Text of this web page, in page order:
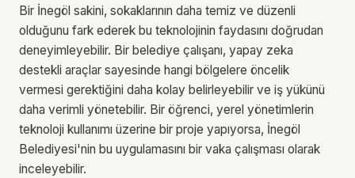
Bir İnegöl sakini, sokaklarının daha temiz ve düzenli
olduğunu fark ederek bu teknolojinin faydasını doğrudan
deneyimleyebilir. Bir belediye çalışanı, yapay zeka
destekli araçlar sayesinde hangi bölgelere öncelik
vermesi gerektiğini daha kolay belirleyebilir ve iş yükünü
daha verimli yönetebilir. Bir öğrenci, yerel yönetimlerin
teknoloji kullanımı üzerine bir proje yapıyorsa, İnegöl
Belediyesi'nin bu uygulamasını bir vaka çalışması olarak
inceleyebilir.